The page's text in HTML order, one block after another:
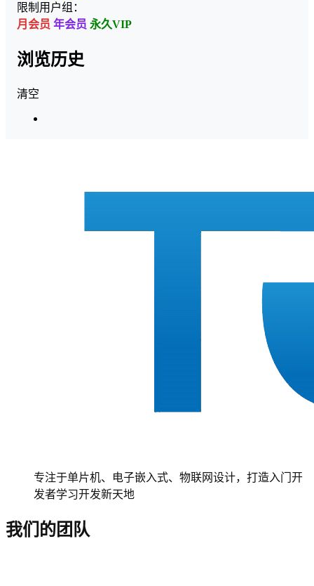
限制用户组：
月会员 年会员 永久VIP
浏览历史
清空
专注于单片机、电子嵌入式、物联网设计，打造入门开
发者学习开发新天地
我们的团队